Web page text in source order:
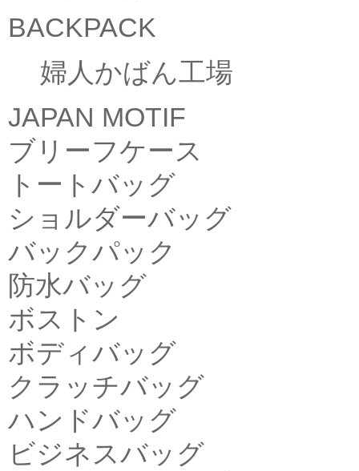
BACKPACK
婦人かばん工場
JAPAN MOTIF
ブリーフケース
トートバッグ
ショルダーバッグ
バックパック
防水バッグ
ボストン
ボディバッグ
クラッチバッグ
ハンドバッグ
ビジネスバッグ